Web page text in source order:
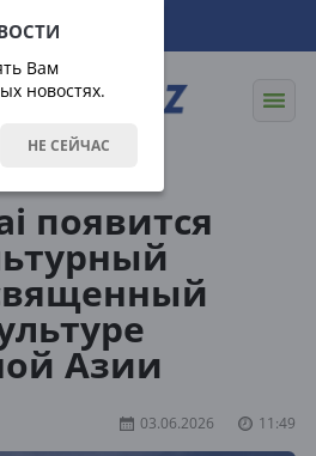
Вам
новостях.
НЕ СЕЙЧАС
появится
Азии
03.06.2026 11:49